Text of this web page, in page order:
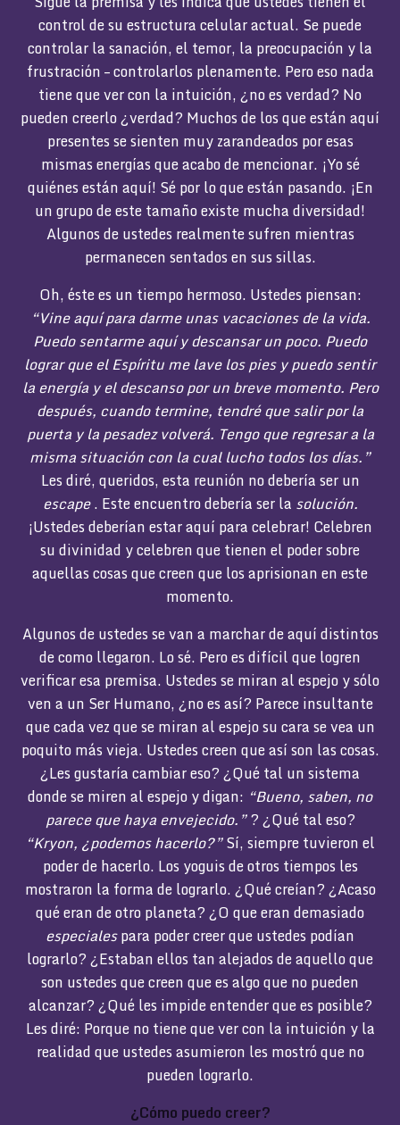
control de su estructura celular actual. Se puede
controlar la sanación, el temor, la preocupación y la
frustración – controlarlos plenamente. Pero eso nada
tiene que ver con la intuición, ¿no es verdad? No
pueden creerlo ¿verdad? Muchos de los que están aquí
presentes se sienten muy zarandeados por esas
mismas energías que acabo de mencionar. ¡Yo sé
quiénes están aquí! Sé por lo que están pasando. ¡En
un grupo de este tamaño existe mucha diversidad!
Algunos de ustedes realmente sufren mientras
permanecen sentados en sus sillas.
Oh, éste es un tiempo hermoso. Ustedes piensan:
“Vine aquí para darme unas vacaciones de la vida.
Puedo sentarme aquí y descansar un poco. Puedo
lograr que el Espíritu me lave los pies y puedo sentir
la energía y el descanso por un breve momento. Pero
después, cuando termine, tendré que salir por la
puerta y la pesadez volverá. Tengo que regresar a la
misma situación con la cual lucho todos los días.”
Les diré, queridos, esta reunión no debería ser un
escape. Este encuentro debería ser la solución.
¡Ustedes deberían estar aquí para celebrar! Celebren
su divinidad y celebren que tienen el poder sobre
aquellas cosas que creen que los aprisionan en este
momento.
Algunos de ustedes se van a marchar de aquí distintos
de como llegaron. Lo sé. Pero es difícil que logren
verificar esa premisa. Ustedes se miran al espejo y sólo
ven a un Ser Humano, ¿no es así? Parece insultante
que cada vez que se miran al espejo su cara se vea un
poquito más vieja. Ustedes creen que así son las cosas.
¿Les gustaría cambiar eso? ¿Qué tal un sistema
donde se miren al espejo y digan: “Bueno, saben, no
parece que haya envejecido.”? ¿Qué tal eso?
“Kryon, ¿podemos hacerlo?”Sí, siempre tuvieron el
poder de hacerlo. Los yoguis de otros tiempos les
mostraron la forma de lograrlo. ¿Qué creían? ¿Acaso
qué eran de otro planeta? ¿O que eran demasiado
especialespara poder creer que ustedes podían
lograrlo? ¿Estaban ellos tan alejados de aquello que
son ustedes que creen que es algo que no pueden
alcanzar? ¿Qué les impide entender que es posible?
Les diré: Porque no tiene que ver con la intuición y la
realidad que ustedes asumieron les mostró que no
pueden lograrlo.
¿Cómo puedo creer?